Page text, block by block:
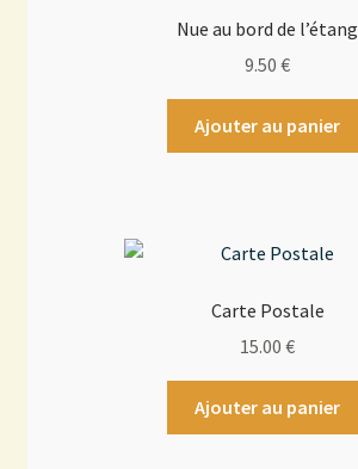
Nue au bord de l’étang
9.50 €
Ajouter au panier
Carte Postale
15.00 €
Ajouter au panier